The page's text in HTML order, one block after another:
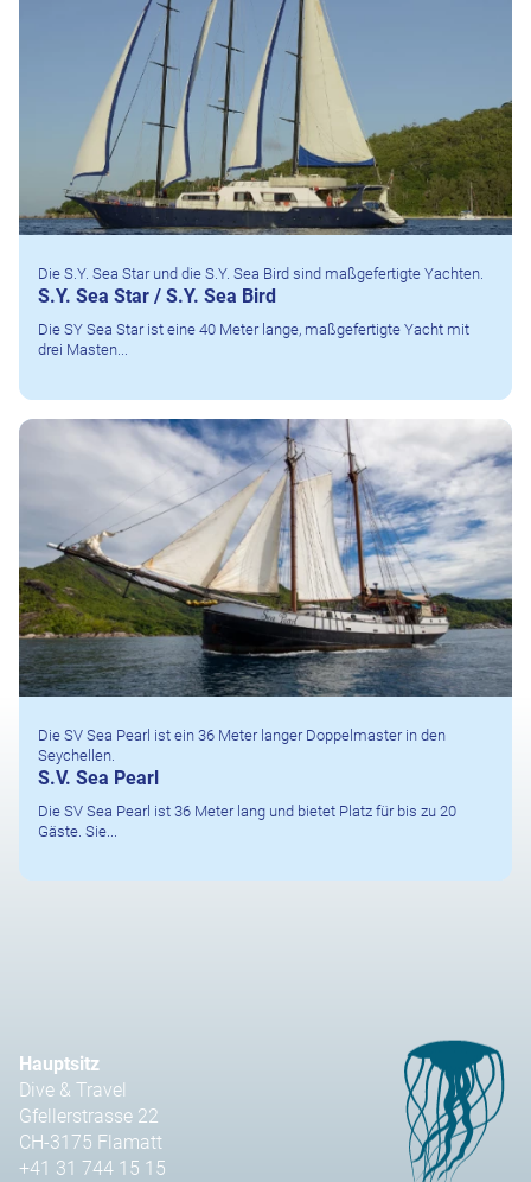
Die S.Y. Sea Star und die S.Y. Sea Bird sind maßgefertigte Yachten.
S.Y. Sea Star / S.Y. Sea Bird
Die SY Sea Star ist eine 40 Meter lange, maßgefertigte Yacht mit
drei Masten...
Die SV Sea Pearl ist ein 36 Meter langer Doppelmaster in den
Seychellen.
S.V. Sea Pearl
Die SV Sea Pearl ist 36 Meter lang und bietet Platz für bis zu 20
Gäste. Sie...
Hauptsitz
Dive & Travel
Gfellerstrasse 22
CH-3175 Flamatt
+41 31 744 15 15